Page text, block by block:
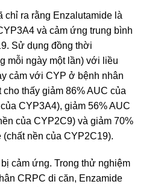
chỉ ra rằng Enzalutamide là
và cảm ứng trung bình
Sử dụng đồng thời
mỗi ngày một lần) với liều
cảm với CYP ở bệnh nhân
thấy giảm 86% AUC của
CYP3A4), giảm 56% AUC
của CYP2C9) và giảm 70%
nền của CYP2C19).
cảm ứng. Trong thử nghiệm
CRPC di căn, Enzamide